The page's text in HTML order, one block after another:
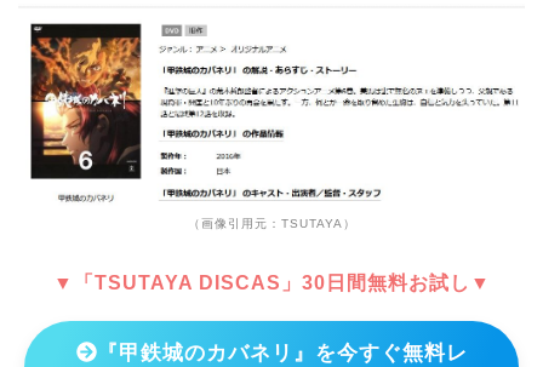
（画像引用元：TSUTAYA）
▼「TSUTAYA DISCAS」30日間無料お試し▼
『甲鉄城のカバネリ』を今すぐ無料レ